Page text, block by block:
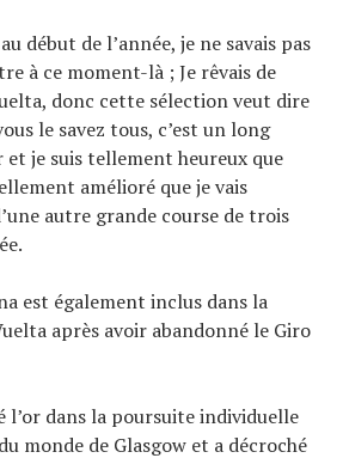
début de l’année, je ne savais pas
à ce moment-là ; Je rêvais de
donc cette sélection veut dire
le savez tous, c’est un long
et je suis tellement heureux que
amélioré que je vais
autre grande course de trois
est également inclus dans la
après avoir abandonné le Giro
l’or dans la poursuite individuelle
monde de Glasgow et a décroché